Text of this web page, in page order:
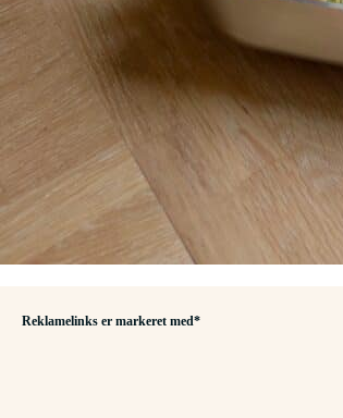
Reklamelinks er markeret med*